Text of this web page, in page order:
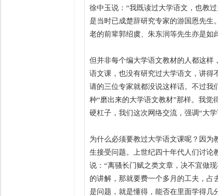
徐中玉说：“我既读过大学语文，也教
是当时已成楚辞研究专家的游国恩先
老的前辈郭绍虞、朱东润等先生亦是如
但并非每个编大学语文教材的人都这样
语文课，也没有研究过大学语文，讲得
请的三位专家就都没说这样话。不过我
种“磨出来的大学语文教材”那样。我
硬杠子，我们这次网络交流，强调“大
为什么必须要教过大学语文课呢？因
生接受问题。上世纪四十年代人们讨论
说：“离骚长门赋之类文章，决不宜做
的讲解，那就要费一个多月的工夫，
是问题，就是懂得，能否在里面学得